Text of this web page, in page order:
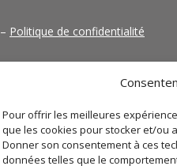
Pour offrir les meilleures
que les cookies pour stocker et/ou
Donner son consentement à ces
données telles que le
– Politique de confidentialité